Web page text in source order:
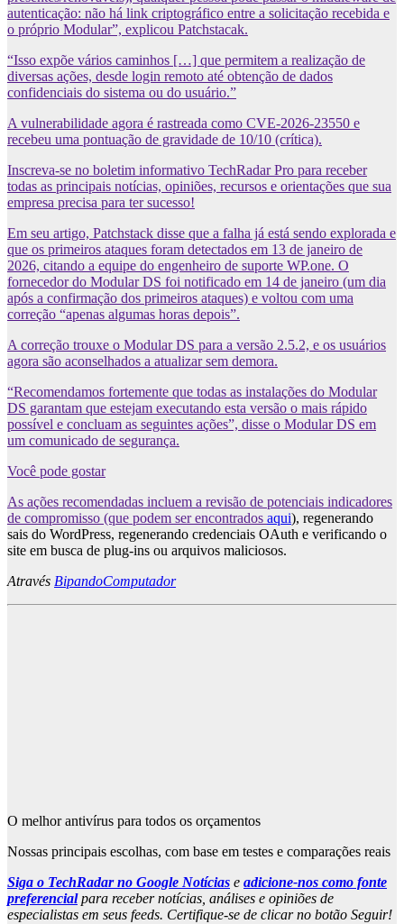
autenticação: não há link criptográfico entre a solicitação recebida e
o próprio Modular”, explicou Patchstacak.
“Isso expõe vários caminhos […] que permitem a realização de
diversas ações, desde login remoto até obtenção de dados
confidenciais do sistema ou do usuário.”
A vulnerabilidade agora é rastreada como CVE-2026-23550 e
recebeu uma pontuação de gravidade de 10/10 (crítica).
Inscreva-se no boletim informativo TechRadar Pro para receber
todas as principais notícias, opiniões, recursos e orientações que sua
empresa precisa para ter sucesso!
Em seu artigo, Patchstack disse que a falha já está sendo explorada e
que os primeiros ataques foram detectados em 13 de janeiro de
2026, citando a equipe do engenheiro de suporte WP.one. O
fornecedor do Modular DS foi notificado em 14 de janeiro (um dia
após a confirmação dos primeiros ataques) e voltou com uma
correção “apenas algumas horas depois”.
A correção trouxe o Modular DS para a versão 2.5.2, e os usuários
agora são aconselhados a atualizar sem demora.
“Recomendamos fortemente que todas as instalações do Modular
DS garantam que estejam executando esta versão o mais rápido
possível e concluam as seguintes ações”, disse o Modular DS em
um comunicado de segurança.
Você pode gostar
As ações recomendadas incluem a revisão de potenciais indicadores
de compromisso (que podem ser encontrados aqui), regenerando
sais do WordPress, regenerando credenciais OAuth e verificando o
site em busca de plug-ins ou arquivos maliciosos.
Através BipandoComputador
O melhor antivírus para todos os orçamentos
Nossas principais escolhas, com base em testes e comparações reais
Siga o TechRadar no Google Notícias e adicione-nos como fonte
preferencialpara receber notícias, análises e opiniões de
especialistas em seus feeds. Certifique-se de clicar no botão Seguir!